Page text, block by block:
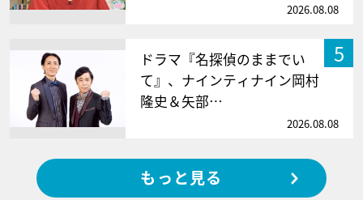
2026.08.08
5
ドラマ『名探偵のままでい
て』、ナインティナイン岡村
隆史＆矢部…
2026.08.08
もっと見る